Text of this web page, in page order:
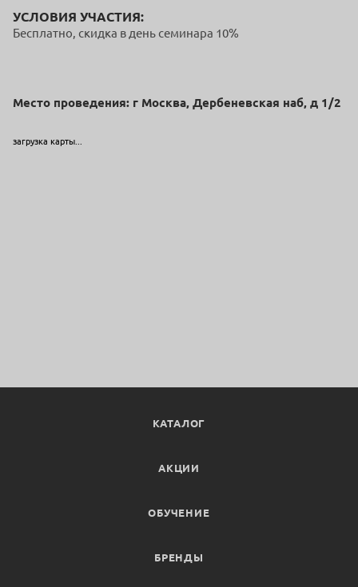
УСЛОВИЯ УЧАСТИЯ:
Бесплатно, скидка в день семинара 10%
Место проведения: г Москва, Дербеневская наб, д 1/2
загрузка карты...
КАТАЛОГ
АКЦИИ
ОБУЧЕНИЕ
БРЕНДЫ